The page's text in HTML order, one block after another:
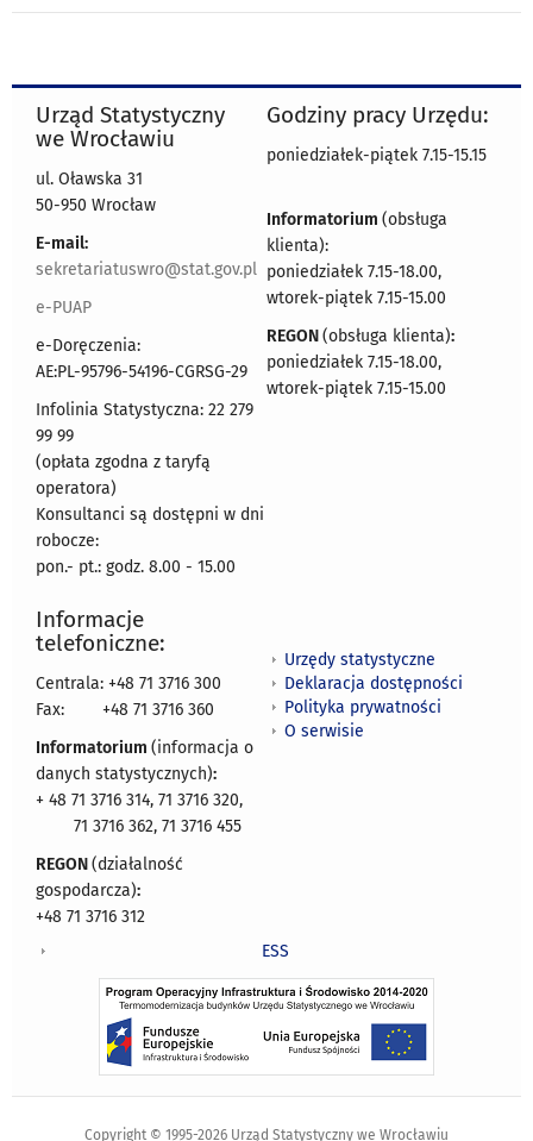
Urząd Statystyczny
we Wrocławiu
ul. Oławska 31
50-950 Wrocław
E-mail:
sekretariatuswro@stat.gov.pl
e-PUAP
e-Doręczenia:
AE:PL-95796-54196-CGRSG-29
Infolinia Statystyczna: 22 279
99 99
(opłata zgodna z taryfą
operatora)
Konsultanci są dostępni w dni
robocze:
pon.- pt.: godz. 8.00 - 15.00
Godziny pracy Urzędu:
poniedziałek-piątek 7.15-15.15
Informatorium (obsługa
klienta):
poniedziałek 7.15-18.00,
wtorek-piątek 7.15-15.00
REGON(obsługa klienta):
poniedziałek 7.15-18.00,
wtorek-piątek 7.15-15.00
Informacje
telefoniczne:
Centrala: +48 71 3716 300
Fax:
+48 71 3716 360
Informatorium (informacja o
danych statystycznych):
+ 48 71 3716 314, 71 3716 320,
71 3716 362, 71 3716 455
REGON(działalność
gospodarcza):
+48 71 3716 312
Urzędy statystyczne
Deklaracja dostępności
Polityka prywatności
O serwisie
ESS
Copyright © 1995-2026 Urząd Statystyczny we Wrocławiu